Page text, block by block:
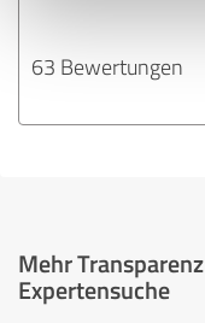
63 Bewertungen
Mehr
Expertensuche